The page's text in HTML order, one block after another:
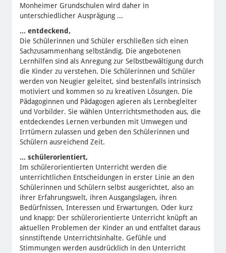
Monheimer Grundschulen wird daher in
unterschiedlicher Ausprägung ...
... entdeckend,
Die Schülerinnen und Schüler erschließen sich einen
Sachzusammenhang selbständig. Die angebotenen
Lernhilfen sind als Anregung zur Selbstbewältigung durch
die Kinder zu verstehen. Die Schülerinnen und Schüler
werden von Neugier geleitet, sind bestenfalls intrinsisch
motiviert und kommen so zu kreativen Lösungen. Die
Pädagoginnen und Pädagogen agieren als Lernbegleiter
und Vorbilder. Sie wählen Unterrichtsmethoden aus, die
entdeckendes Lernen verbunden mit Umwegen und
Irrtümern zulassen und geben den Schülerinnen und
Schülern ausreichend Zeit.
... schülerorientiert,
Im schülerorientierten Unterricht werden die
unterrichtlichen Entscheidungen in erster Linie an den
Schülerinnen und Schülern selbst ausgerichtet, also an
ihrer Erfahrungswelt, ihren Ausgangslagen, ihren
Bedürfnissen, Interessen und Erwartungen. Oder kurz
und knapp: Der schülerorientierte Unterricht knüpft an
aktuellen Problemen der Kinder an und entfaltet daraus
sinnstiftende Unterrichtsinhalte. Gefühle und
Stimmungen werden ausdrücklich in den Unterricht